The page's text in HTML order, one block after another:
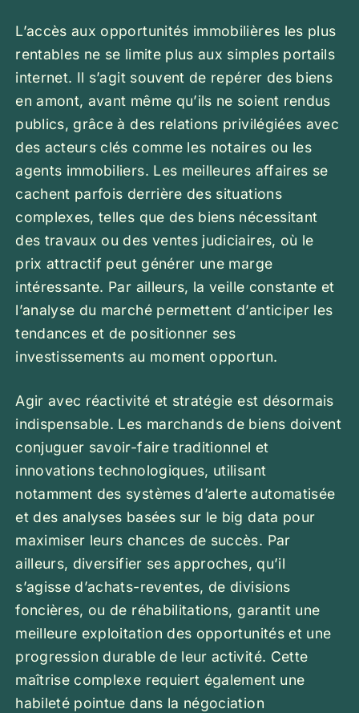
L’accès aux opportunités immobilières les plus
rentables ne se limite plus aux simples portails
internet. Il s’agit souvent de repérer des biens
en amont, avant même qu’ils ne soient rendus
publics, grâce à des relations privilégiées avec
des acteurs clés comme les notaires ou les
agents immobiliers. Les meilleures affaires se
cachent parfois derrière des situations
complexes, telles que des biens nécessitant
des travaux ou des ventes judiciaires, où le
prix attractif peut générer une marge
intéressante. Par ailleurs, la veille constante et
l’analyse du marché permettent d’anticiper les
tendances et de positionner ses
investissements au moment opportun.
Agir avec réactivité et stratégie est désormais
indispensable. Les marchands de biens doivent
conjuguer savoir-faire traditionnel et
innovations technologiques, utilisant
notamment des systèmes d’alerte automatisée
et des analyses basées sur le big data pour
maximiser leurs chances de succès. Par
ailleurs, diversifier ses approches, qu’il
s’agisse d’achats-reventes, de divisions
foncières, ou de réhabilitations, garantit une
meilleure exploitation des opportunités et une
progression durable de leur activité. Cette
maîtrise complexe requiert également une
habileté pointue dans la négociation